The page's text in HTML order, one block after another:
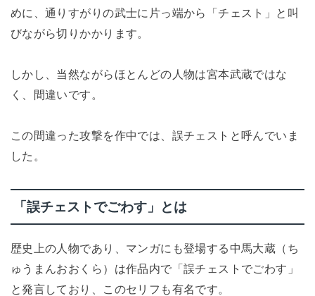
めに、通りすがりの武士に片っ端から「チェスト」と叫
びながら切りかかります。
しかし、当然ながらほとんどの人物は宮本武蔵ではな
く、間違いです。
この間違った攻撃を作中では、誤チェストと呼んでいま
した。
「誤チェストでごわす」とは
歴史上の人物であり、マンガにも登場する中馬大蔵（ち
ゅうまんおおくら）は作品内で「誤チェストでごわす」
と発言しており、このセリフも有名です。